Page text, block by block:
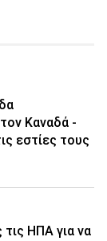
Καναδά -
εστίες τους
τις ΗΠΑ για να